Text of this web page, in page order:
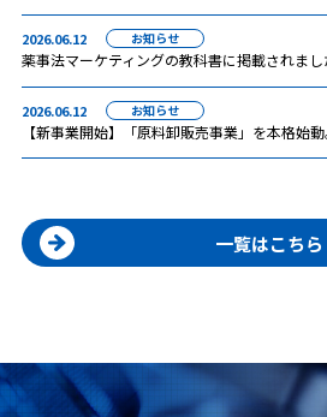
2026.06.12
薬事法マーケティングの教科書に掲載されまし
お知らせ
2026.06.12
【新事業開始】「原料卸販売事業」を本格始
お知らせ
一覧はこちら